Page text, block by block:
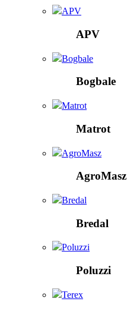
APV
APV
Bogbale
Bogbale
Matrot
Matrot
AgroMasz
AgroMasz
Bredal
Bredal
Poluzzi
Poluzzi
Terex